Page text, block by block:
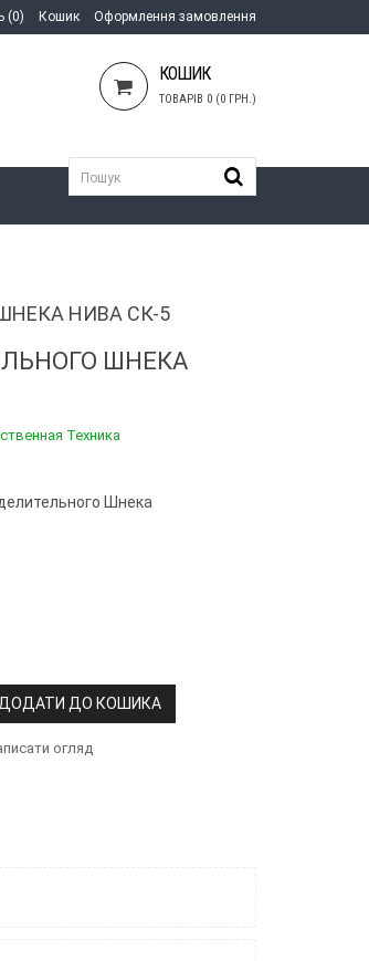
(0) Кошик Оформлення замовлення
КОШИК
ТОВАРІВ 0 (0 ГРН.)
НИВА СК-5
ШНЕКА
Техника
Шнека
ДОДАТИ ДО КОШИКА
огляд